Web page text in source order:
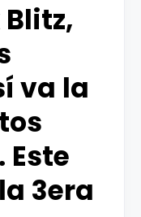
va la
3era